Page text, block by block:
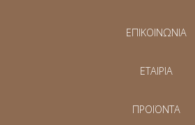
ΕΠΙΚΟΙΝΩΝΙΑ
ΕΤΑΙΡΙΑ
ΠΡΟΪΟΝΤΑ